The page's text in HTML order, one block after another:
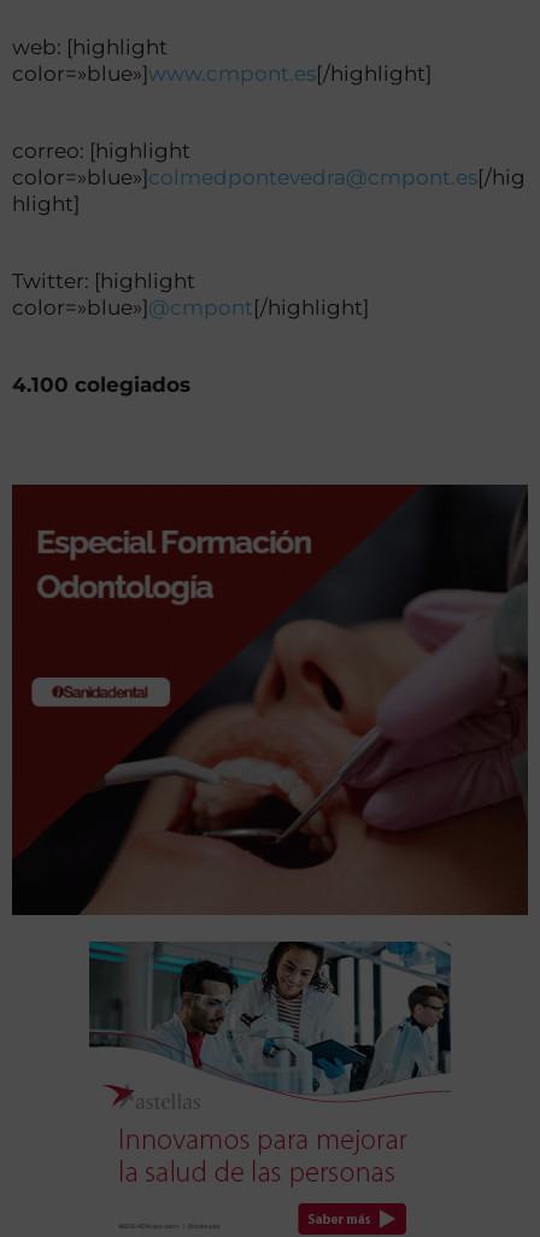
web: [highlight
color=»blue»]www.cmpont.es[/highlight]
correo: [highlight
color=»blue»]colmedpontevedra@cmpont.es[/hig
hlight]
Twitter: [highlight
color=»blue»]@cmpont[/highlight]
4.100 colegiados